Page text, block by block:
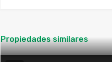
Propiedades similares